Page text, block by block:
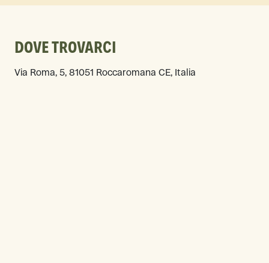
DOVE TROVARCI
Via Roma, 5, 81051 Roccaromana CE, Italia